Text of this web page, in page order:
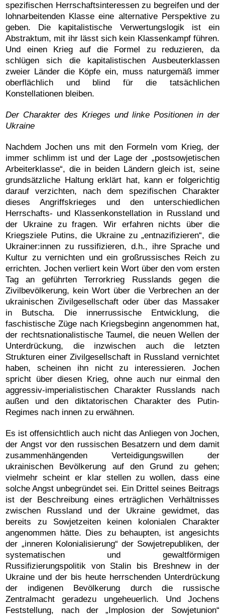
spezifischen Herrschaftsinteressen zu begreifen und der
lohnarbeitenden Klasse eine alternative Perspektive zu
geben. Die kapitalistische Verwertungslogik ist ein
Abstraktum, mit ihr lässt sich kein Klassenkampf führen.
Und einen Krieg auf die Formel zu reduzieren, da
schlügen sich die kapitalistischen Ausbeuterklassen
zweier Länder die Köpfe ein, muss naturgemäß immer
oberflächlich und blind für die tatsächlichen
Konstellationen bleiben.
Der Charakter des Krieges und linke Positionen in der
Ukraine
Nachdem Jochen uns mit den Formeln vom Krieg, der
immer schlimm ist und der Lage der „postsowjetischen
Arbeiterklasse“, die in beiden Ländern gleich ist, seine
grundsätzliche Haltung erklärt hat, kann er folgerichtig
darauf verzichten, nach dem spezifischen Charakter
dieses Angriffskrieges und den unterschiedlichen
Herrschafts- und Klassenkonstellation in Russland und
der Ukraine zu fragen. Wir erfahren nichts über die
Kriegsziele Putins, die Ukraine zu „entnazifizieren“, die
Ukrainer:innen zu russifizieren, d.h., ihre Sprache und
Kultur zu vernichten und ein großrussisches Reich zu
errichten. Jochen verliert kein Wort über den vom ersten
Tag an geführten Terrorkrieg Russlands gegen die
Zivilbevölkerung, kein Wort über die Verbrechen an der
ukrainischen Zivilgesellschaft oder über das Massaker
in Butscha. Die innerrussische Entwicklung, die
faschistische Züge nach Kriegsbeginn angenommen hat,
der rechtsnationalistische Taumel, die neuen Wellen der
Unterdrückung, die inzwischen auch die letzten
Strukturen einer Zivilgesellschaft in Russland vernichtet
haben, scheinen ihn nicht zu interessieren. Jochen
spricht über diesen Krieg, ohne auch nur einmal den
aggressiv-imperialistischen Charakter Russlands nach
außen und den diktatorischen Charakter des Putin-
Regimes nach innen zu erwähnen.
Es ist offensichtlich auch nicht das Anliegen von Jochen,
der Angst vor den russischen Besatzern und dem damit
zusammenhängenden Verteidigungswillen der
ukrainischen Bevölkerung auf den Grund zu gehen;
vielmehr scheint er klar stellen zu wollen, dass eine
solche Angst unbegründet sei. Ein Drittel seines Beitrags
ist der Beschreibung eines erträglichen Verhältnisses
zwischen Russland und der Ukraine gewidmet, das
bereits zu Sowjetzeiten keinen kolonialen Charakter
angenommen hätte. Dies zu behaupten, ist angesichts
der „inneren Kolonialisierung“ der Sowjetrepubliken, der
systematischen und gewaltförmigen
Russifizierungspolitik von Stalin bis Breshnew in der
Ukraine und der bis heute herrschenden Unterdrückung
der indigenen Bevölkerung durch die russische
Zentralmacht geradezu ungeheuerlich. Und Jochens
Feststellung, nach der „Implosion der Sowjetunion“